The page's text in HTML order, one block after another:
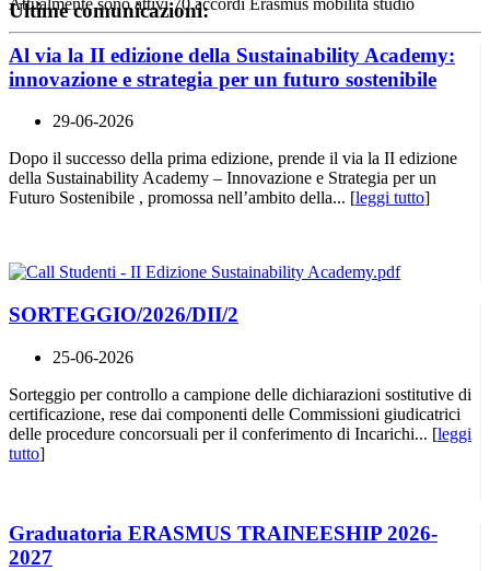
Attualmente sono attivi 70 accordi Erasmus mobilità studio
Ultime comunicazioni:
Al via la II edizione della Sustainability Academy:
innovazione e strategia per un futuro sostenibile
29-06-2026
Dopo il successo della prima edizione, prende il via la II edizione
della Sustainability Academy – Innovazione e Strategia per un
Futuro Sostenibile , promossa nell’ambito della... [leggi tutto]
SORTEGGIO/2026/DII/2
25-06-2026
Sorteggio per controllo a campione delle dichiarazioni sostitutive di
certificazione, rese dai componenti delle Commissioni giudicatrici
delle procedure concorsuali per il conferimento di Incarichi... [leggi
tutto]
Graduatoria ERASMUS TRAINEESHIP 2026-
2027